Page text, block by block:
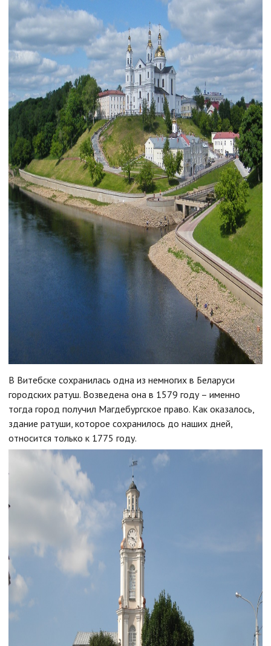
В Витебске сохранилась одна из немногих в Беларуси
городских ратуш. Возведена она в 1579 году – именно
тогда город получил Магдебургское право. Как оказалось,
здание ратуши, которое сохранилось до наших дней,
относится только к 1775 году.